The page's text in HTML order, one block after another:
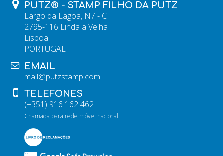
PUTZ® - STAMP FILHO DA PUTZ
Largo da Lagoa, N7 - C
2795-116 Linda a Velha
Lisboa
PORTUGAL
EMAIL
mail@putzstamp.com
TELEFONES
(+351) 916 162 462
Chamada para rede móvel nacional